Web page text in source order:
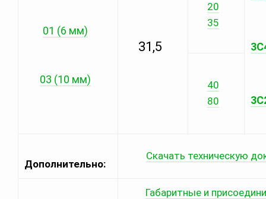
01 (6 мм)
03 (10 мм)
31,5
20
35
40
80
Дополнительно:
Скачать техническую
Габаритные и